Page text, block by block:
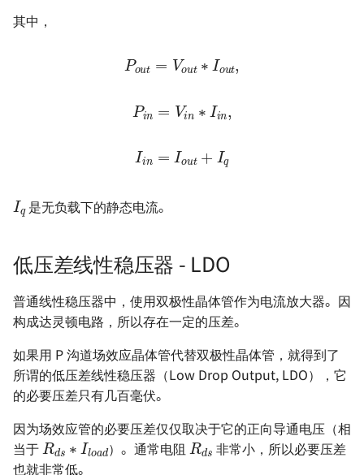
其中，
Pou t= Vout ∗I
ut,
Pin =Vin ∗ Iin
Iin =I out+ Iq
是无负载下的静态电流。
低压差线性稳压器 - LDO
普通线性稳压器中，使用双极性晶体管作为电流放大器。因
构成达灵顿电路，所以存在一定的压差。
如果用 P 沟道场效应晶体管代替双极性晶体管，就得到了
所谓的低压差线性稳压器（Low Drop Output, LDO），它
的必要压差只有几百毫伏。
因为场效应管的必要压差仅仅取决于它的正向导通电压（相
当于
Rds∗Iload
）。通常电阻
Rds
非常小，所以必要压差
也就非常低。